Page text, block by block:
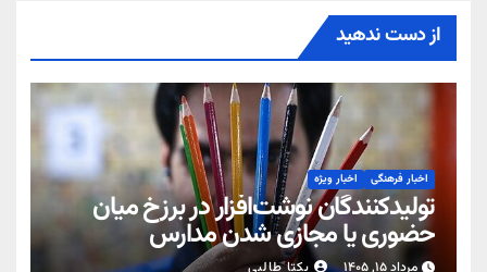
از دست ندهید
اخبار فرهنگی اخبار ویژه
تولیدکنندگان نوشت‌افزار در برزخ میان
حضوری یا مجازی شدن مدارس
مرداد ۱۵, ۱۴۰۵ یکتا طالبی